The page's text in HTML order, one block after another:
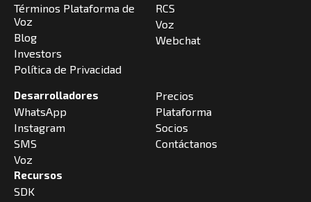
Términos Plataforma de
Voz
Blog
Investors
Política de Privacidad
RCS
Voz
Webchat
Desarrolladores
WhatsApp
Instagram
SMS
Voz
Recursos
SDK
Precios
Plataforma
Socios
Contáctanos